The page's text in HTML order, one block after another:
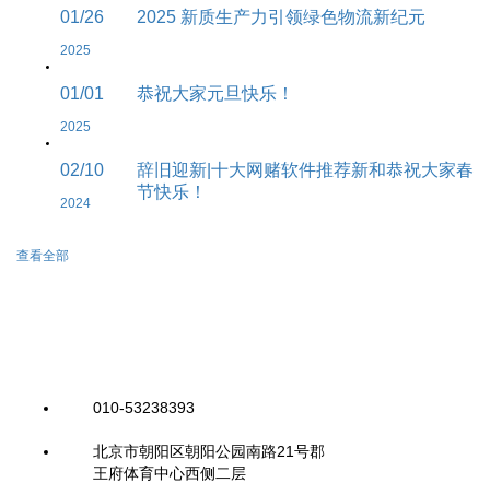
01/26
2025
2025 新质生产力引领绿色物流新纪元
01/01
2025
恭祝大家元旦快乐！
02/10
2024
辞旧迎新|十大网赌软件推荐新和恭祝大家春
节快乐！
查看全部
010-53238393
北京市朝阳区朝阳公园南路21号郡
王府体育中心西侧二层